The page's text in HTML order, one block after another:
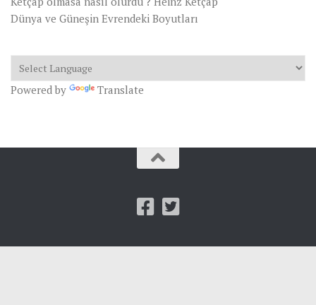
Dünya ve Güneşin Evrendeki Boyutları
Powered by Translate